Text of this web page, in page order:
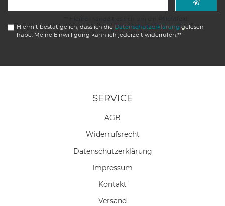
Hiermit bestätige ich, dass ich die Daten­schutz­erklärung gelesen
habe. Meine Einwilligung kann ich jederzeit widerrufen.**
SERVICE
AGB
Widerrufs­recht
Daten­schutz­erklärung
Impressum
Kontakt
Versand